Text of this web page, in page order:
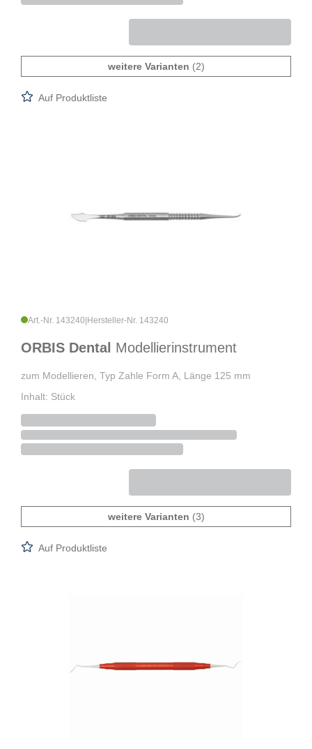
weitere Varianten (2)
Auf Produktliste
Art.-Nr. 143240 Hersteller-Nr. 143240
ORBIS Dental Modellierinstrument
zum Modellieren, Typ Zahle Form A, Länge 125 mm
Inhalt: Stück
weitere Varianten (3)
Auf Produktliste